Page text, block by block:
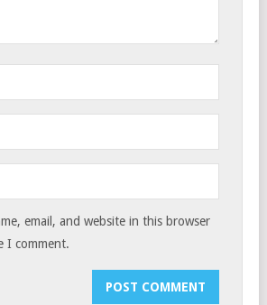
email, and website in this browser
I comment.